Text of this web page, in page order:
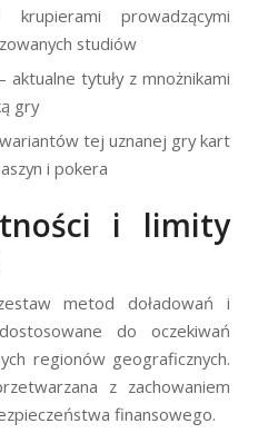
krupierami prowadzącymi
studiów
aktualne tytuły z mnożnikami
gry
tej uznanej gry kart
i pokera
i limity
metod doładowań i
do oczekiwań
regionów geograficznych.
z zachowaniem
finansowego.